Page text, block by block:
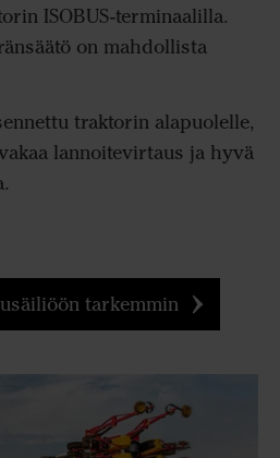
ISOBUS-terminaalilla.
on mahdollista
traktorin alapuolelle,
lannoitevirtaus ja hyvä
tarkemmin